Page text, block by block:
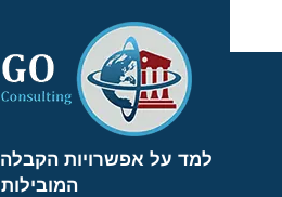
content
המובילות